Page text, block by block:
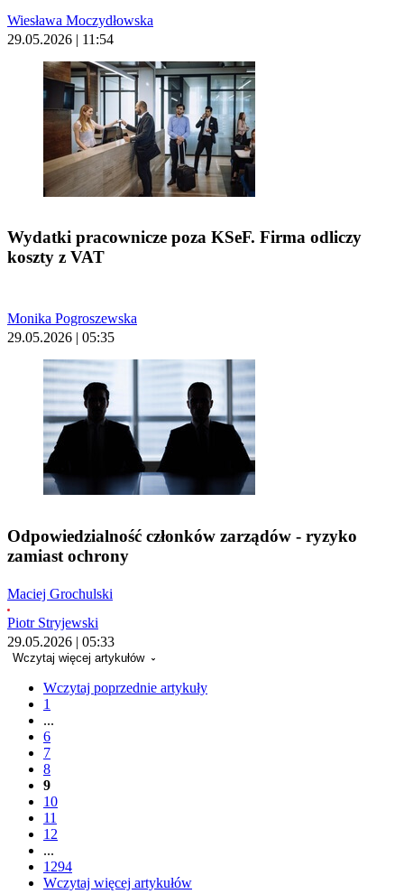
Wiesława Moczydłowska
29.05.2026 | 11:54
Wydatki pracownicze poza KSeF. Firma odliczy
koszty z VAT
Monika Pogroszewska
29.05.2026 | 05:35
Odpowiedzialność członków zarządów - ryzyko
zamiast ochrony
Maciej Grochulski
Piotr Stryjewski
29.05.2026 | 05:33
Wczytaj więcej artykułów
Wczytaj poprzednie artykuły
1
...
6
7
8
9
10
11
12
...
1294
Wczytaj więcej artykułów